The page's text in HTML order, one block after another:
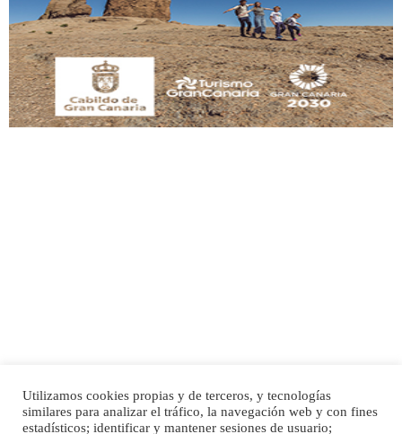
Este gato macho ha aparecido en la calle hace menos de un mes, es muy
manso y extremadamente cari...
Leales.org » Gran Canaria | 9.7.2025
SHIBA PERDIDO AVDA JOSE MESA Y LOPEZ
PERRO MACHO RAZA SHIBA CON MICROCHIP PERDIDO HOY 06/07/2025 ZONA
Utilizamos cookies propias y de terceros, y tecnologías
similares para analizar el tráfico, la navegación web y con fines
estadísticos; identificar y mantener sesiones de usuario;